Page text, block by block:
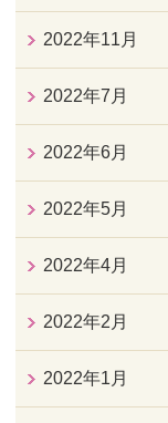
2022年11月
2022年7月
2022年6月
2022年5月
2022年4月
2022年2月
2022年1月